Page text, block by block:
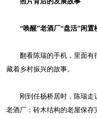
“唤醒”老酒厂“盘活”闲置
翻看陈瑞的手机，里面有
藏着乡村振兴的故事。
刚到任杨桥居时，陈瑞走
老酒厂：砖木结构的老屋保